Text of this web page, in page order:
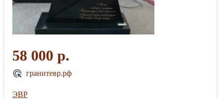
58 000 р.
гранитевр.рф
ЭВР